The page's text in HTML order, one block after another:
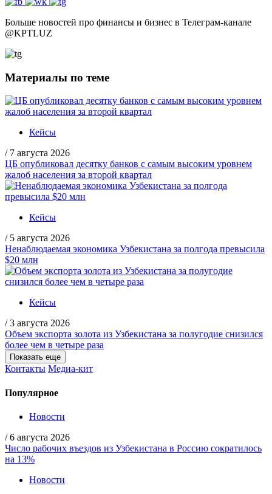
Больше новостей про финансы и бизнес в Телеграм-канале
@KPTLUZ
Материалы по теме
Кейсы
/ 7 августа 2026
ЦБ опубликовал десятку банков с самым высоким уровнем
жалоб населения за второй квартал
Кейсы
/ 5 августа 2026
Ненаблюдаемая экономика Узбекистана за полгода превысила
$20 млн
Кейсы
/ 3 августа 2026
Объем экспорта золота из Узбекистана за полугодие снизился
более чем в четыре раза
Показать еще
Контакты Медиа-кит
Популярное
Новости
/ 6 августа 2026
Число рабочих въездов из Узбекистана в Россию сократилось
на 13%
Новости